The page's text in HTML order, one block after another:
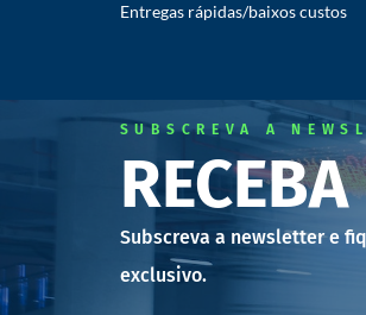
Entregas rápidas/baixos custos
SUBSCREVA A
Subscreva a newsletter e
exclusivo.